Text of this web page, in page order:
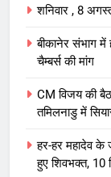
शनिवार , 8
बीकानेर संभाग में
चैम्बर्स की मांग
CM विजय की
तमिलनाडु में
हर-हर महादेव के
हुए शिवभक्त,